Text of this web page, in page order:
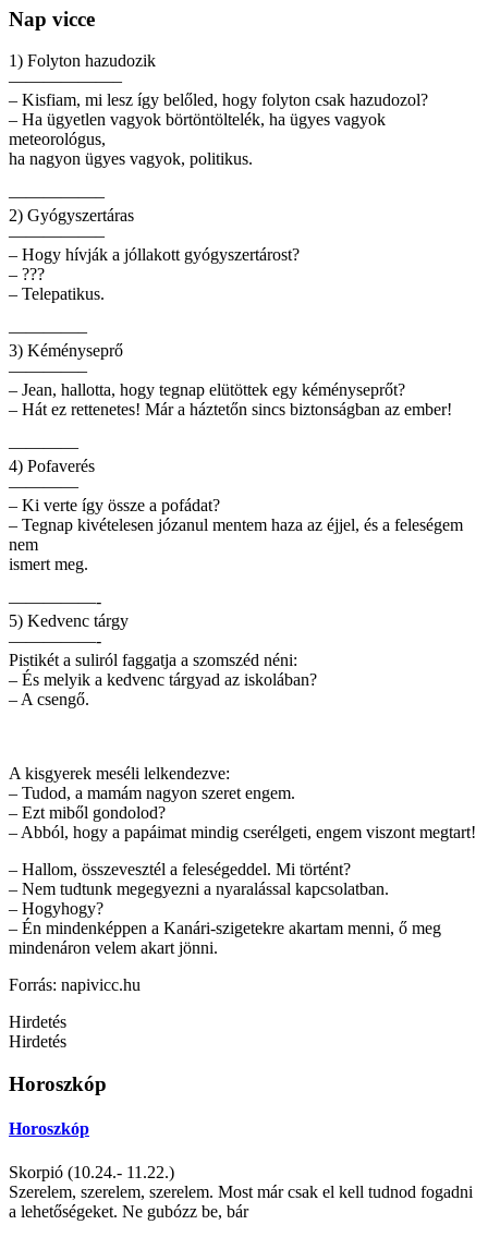
Nap vicce
1) Folyton hazudozik
——————–
– Kisfiam, mi lesz így belőled, hogy folyton csak hazudozol?
– Ha ügyetlen vagyok börtöntöltelék, ha ügyes vagyok
meteorológus,
ha nagyon ügyes vagyok, politikus.
—————–
2) Gyógyszertáras
—————–
– Hogy hívják a jóllakott gyógyszertárost?
– ???
– Telepatikus.
————–
3) Kéményseprő
————–
– Jean, hallotta, hogy tegnap elütöttek egy kéményseprőt?
– Hát ez rettenetes! Már a háztetőn sincs biztonságban az ember!
————
4) Pofaverés
————
– Ki verte így össze a pofádat?
– Tegnap kivételesen józanul mentem haza az éjjel, és a feleségem
nem
ismert meg.
—————-
5) Kedvenc tárgy
—————-
Pistikét a suliról faggatja a szomszéd néni:
– És melyik a kedvenc tárgyad az iskolában?
– A csengő.
A kisgyerek meséli lelkendezve:
– Tudod, a mamám nagyon szeret engem.
– Ezt miből gondolod?
– Abból, hogy a papáimat mindig cserélgeti, engem viszont megtart!
– Hallom, összevesztél a feleségeddel. Mi történt?
– Nem tudtunk megegyezni a nyaralással kapcsolatban.
– Hogyhogy?
– Én mindenképpen a Kanári-szigetekre akartam menni, ő meg
mindenáron velem akart jönni.
Forrás: napivicc.hu
Hirdetés
Hirdetés
Horoszkóp
Horoszkóp
Skorpió (10.24.- 11.22.)
Szerelem, szerelem, szerelem. Most már csak el kell tudnod fogadni
a lehetőségeket. Ne gubózz be, bár